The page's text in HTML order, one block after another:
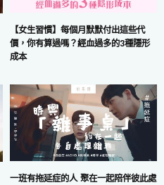
【女生習慣】每個月默默付出這些代
價，你有算過嗎？經血過多的3種隱形
成本
一班有拖延症的人 聚在一起陪伴彼此處